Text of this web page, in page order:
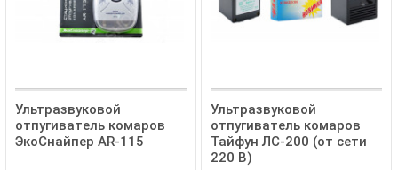
Ультразвуковой
отпугиватель комаров
ЭкоСнайпер AR-115
Ультразвуковой
отпугиватель комаров
Тайфун ЛС-200 (от сети
220 В)